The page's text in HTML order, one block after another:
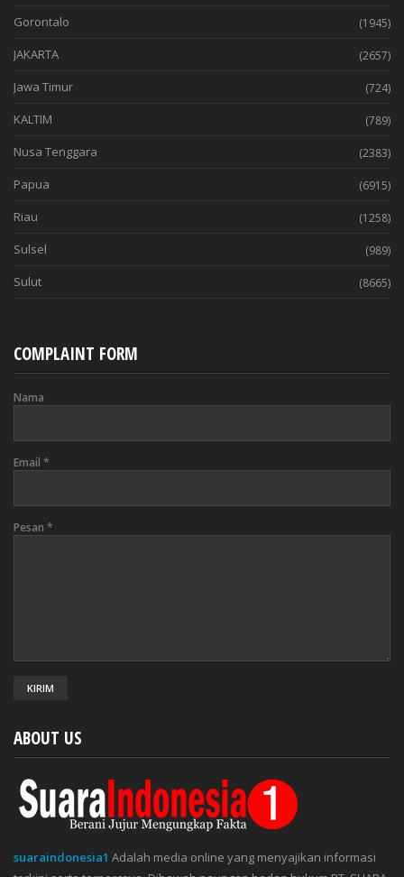
Gorontalo (1945)
JAKARTA (2657)
Jawa Timur (724)
KALTIM (789)
Nusa Tenggara (2383)
Papua (6915)
Riau (1258)
Sulsel (989)
Sulut (8665)
COMPLAINT FORM
Nama
Email *
Pesan *
ABOUT US
suaraindonesia1 Adalah media online yang menyajikan informasi